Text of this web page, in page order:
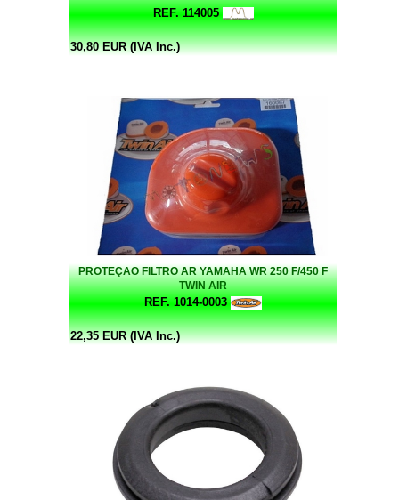
35MM - TRAZ 120MM E TEM COMPRIDO 130MM -
(DÁ PARA OUTRAS APLICAÇOES)
REF. 114005
30,80 EUR (IVA Inc.)
PROTEÇAO FILTRO AR YAMAHA WR 250 F/450 F
TWIN AIR
REF. 1014-0003
22,35 EUR (IVA Inc.)